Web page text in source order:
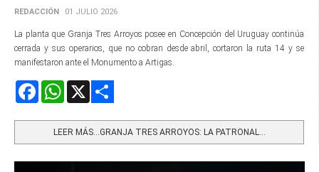
REDACCIÓN 01 JULIO 2026
La planta que Granja Tres Arroyos posee en Concepción del Uruguay continúa
cerrada y sus operarios, que no cobran desde abril, cortaron la ruta 14 y se
manifestaron ante el Monumento a Artigas.
FacebookWhatsApp
LEER MÁS…GRANJA TRES ARROYOS: LA PATRONAL...